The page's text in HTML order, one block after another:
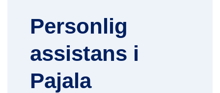
Personlig
assistans i
Pajala